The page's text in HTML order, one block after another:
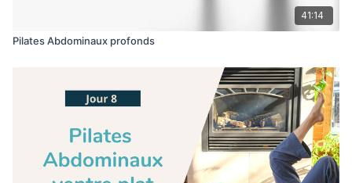
41:14
Pilates Abdominaux profonds